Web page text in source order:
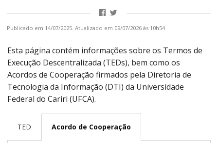
Publicado em 14/07/2025. Atualizado em 09/07/2026 às 10h54
Esta página contém informações sobre os Termos de
Execução Descentralizada (TEDs), bem como os
Acordos de Cooperação firmados pela Diretoria de
Tecnologia da Informação (DTI) da Universidade
Federal do Cariri (UFCA).
TED Acordo de Cooperação